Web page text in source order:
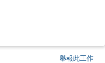
舉報此工作